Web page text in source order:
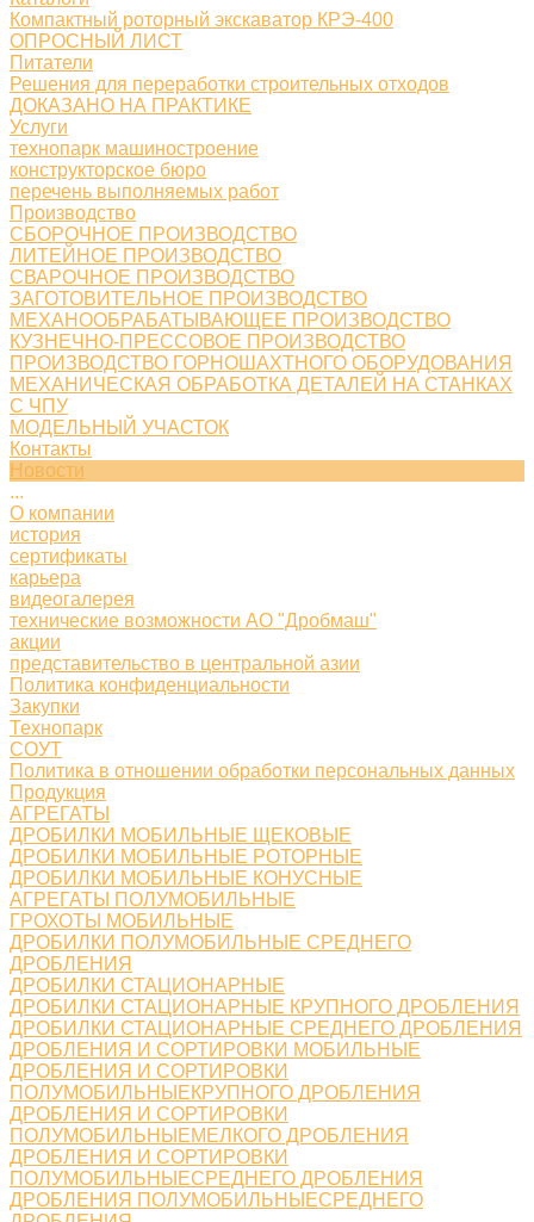
Компактный роторный экскаватор КРЭ-400
ОПРОСНЫЙ ЛИСТ
Питатели
Решения для переработки строительных отходов
ДОКАЗАНО НА ПРАКТИКЕ
Услуги
технопарк машиностроение
конструкторское бюро
перечень выполняемых работ
Производство
СБОРОЧНОЕ ПРОИЗВОДСТВО
ЛИТЕЙНОЕ ПРОИЗВОДСТВО
СВАРОЧНОЕ ПРОИЗВОДСТВО
ЗАГОТОВИТЕЛЬНОЕ ПРОИЗВОДСТВО
МЕХАНООБРАБАТЫВАЮЩЕЕ ПРОИЗВОДСТВО
КУЗНЕЧНО-ПРЕССОВОЕ ПРОИЗВОДСТВО
ПРОИЗВОДСТВО ГОРНОШАХТНОГО ОБОРУДОВАНИЯ
МЕХАНИЧЕСКАЯ ОБРАБОТКА ДЕТАЛЕЙ НА СТАНКАХ
С ЧПУ
МОДЕЛЬНЫЙ УЧАСТОК
Контакты
Новости
...
О компании
история
сертификаты
карьера
видеогалерея
технические возможности АО "Дробмаш"
акции
представительство в центральной азии
Политика конфиденциальности
Закупки
Технопарк
СОУТ
Политика в отношении обработки персональных данных
Продукция
АГРЕГАТЫ
ДРОБИЛКИ МОБИЛЬНЫЕ ЩЕКОВЫЕ
ДРОБИЛКИ МОБИЛЬНЫЕ РОТОРНЫЕ
ДРОБИЛКИ МОБИЛЬНЫЕ КОНУСНЫЕ
АГРЕГАТЫ ПОЛУМОБИЛЬНЫЕ
ГРОХОТЫ МОБИЛЬНЫЕ
ДРОБИЛКИ ПОЛУМОБИЛЬНЫЕ СРЕДНЕГО
ДРОБЛЕНИЯ
ДРОБИЛКИ СТАЦИОНАРНЫЕ
ДРОБИЛКИ СТАЦИОНАРНЫЕ КРУПНОГО ДРОБЛЕНИЯ
ДРОБИЛКИ СТАЦИОНАРНЫЕ СРЕДНЕГО ДРОБЛЕНИЯ
ДРОБЛЕНИЯ И СОРТИРОВКИ МОБИЛЬНЫЕ
ДРОБЛЕНИЯ И СОРТИРОВКИ
ПОЛУМОБИЛЬНЫЕКРУПНОГО ДРОБЛЕНИЯ
ДРОБЛЕНИЯ И СОРТИРОВКИ
ПОЛУМОБИЛЬНЫЕМЕЛКОГО ДРОБЛЕНИЯ
ДРОБЛЕНИЯ И СОРТИРОВКИ
ПОЛУМОБИЛЬНЫЕСРЕДНЕГО ДРОБЛЕНИЯ
ДРОБЛЕНИЯ ПОЛУМОБИЛЬНЫЕСРЕДНЕГО